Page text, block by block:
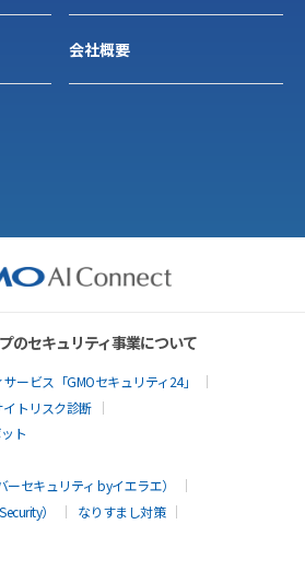
会社概要
のセキュリティ事業について
ービス「GMOセキュリティ24」
トリスク診断
ト
セキュリティ byイエラエ）
）
なりすまし対策